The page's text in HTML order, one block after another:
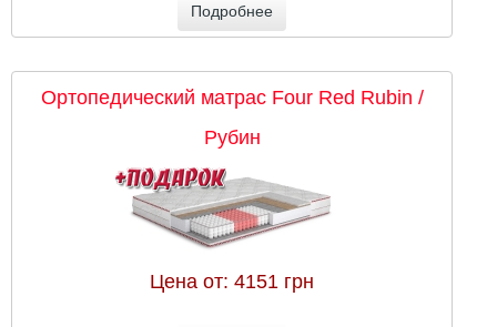
Подробнее
Ортопедический матрас Four Red Rubin /
Рубин
Цена от:4151 грн